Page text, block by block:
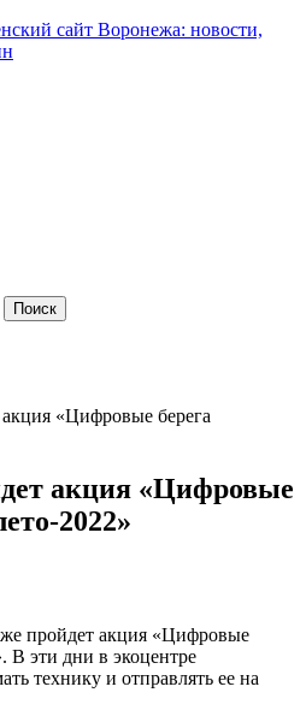
сайт Воронежа: новости,
«Цифровые берега
акция «Цифровые
2022»
пройдет акция «Цифровые
В эти дни в экоцентре
технику и отправлять ее на